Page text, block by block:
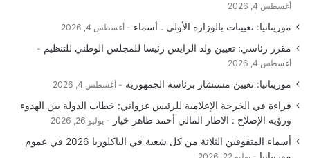
أغسطس 4, 2026
موريتانيا: تعيينات بالوزارة الأولى ـ أسماء أغسطس 4, 2026
مقرر رئاسي: تعيين ولد الرايس رئيسا للمجلس الوطني للتنظيم
أغسطس 4, 2026
موريتانيا: تعيين مستشار برئاسة الجمهورية أغسطس 4, 2026
قراءة في الخرجة الإعلامية للرئيس غزواني: خطاب الدولة بين الهدوء
ورؤية الإصلاح : الاطار المالي أحمد طاهر خيار
يوليو 26, 2026
أسماء المتفوقين الثلاثة من كل شعبة في الباكلوريا 2026 في عموم